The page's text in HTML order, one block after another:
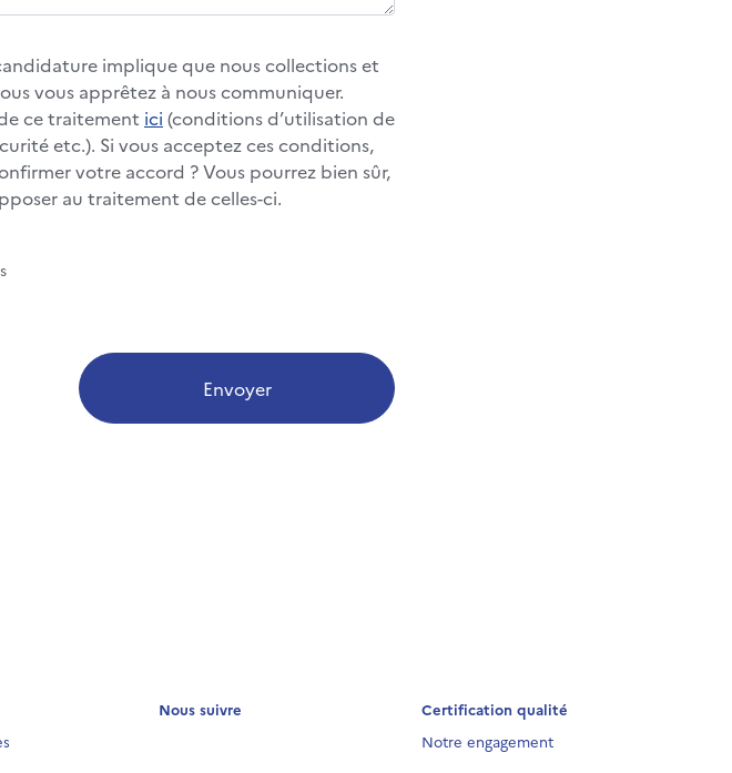
implique que nous collections et
vous apprêtez à nous communiquer.
ce traitement ici (conditions d’utilisation de
etc.). Si vous acceptez ces conditions,
votre accord ? Vous pourrez bien sûr,
au traitement de celles-ci.
Envoyer
Nous suivre
Certification qualité
Notre engagement